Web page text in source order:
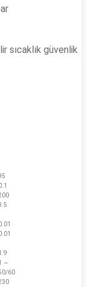
sıcaklık güvenlik
~
60